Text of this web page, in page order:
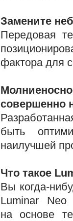
Замените
Передовая
фактора для
совершенно
быть
наилучшей
Что такое
Вы когда-
Luminar Neo
на основе